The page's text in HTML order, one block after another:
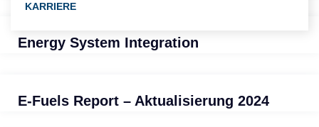
KARRIERE
Energy System Integration
E-Fuels Report – Aktualisierung 2024